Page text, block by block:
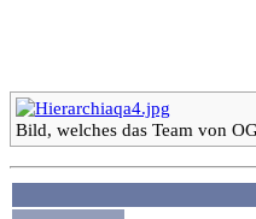
Bild, welches das Team von